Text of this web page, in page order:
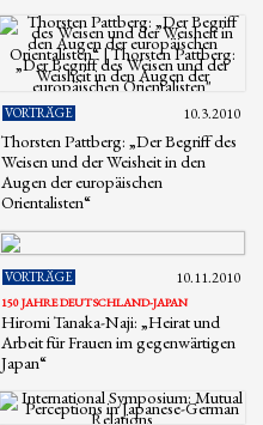
VORTRÄGE 10.3.2010
Thorsten Pattberg: „Der Begriff des
Weisen und der Weisheit in den
Augen der europäischen
Orientalisten“
VORTRÄGE 10.11.2010
150 JAHRE DEUTSCHLAND-JAPAN
Hiromi Tanaka-Naji: „Heirat und
Arbeit für Frauen im gegenwärtigen
Japan“